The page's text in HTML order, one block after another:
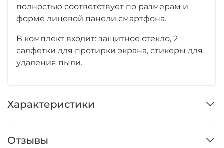
полностью соответствует по размерам и
форме лицевой панели смартфона.
В комплект входит: защитное стекло, 2
салфетки для протирки экрана, стикеры для
удаления пыли.
Характеристики
Отзывы